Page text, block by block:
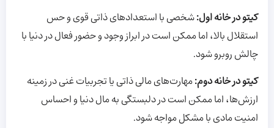
کیتو در خانه اول:شخصی با استعدادهای ذاتی قوی و حس
استقلال بالا، اما ممکن است در ابراز وجود و حضور فعال در دنیا با
چالش روبرو شود.
کیتو در خانه دوم:مهارت‌های مالی ذاتی یا تجربیات غنی در زمینه
ارزش‌ها، اما ممکن است در دلبستگی به مال دنیا و احساس
امنیت مادی با مشکل مواجه شود.